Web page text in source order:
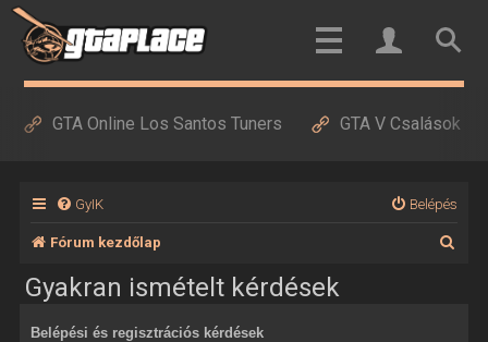
GTA Online Los Santos Tuners GTA V Csalások
GyIK Belépés
Fórum kezdőlap
Gyakran ismételt kérdések
Belépési és regisztrációs kérdések